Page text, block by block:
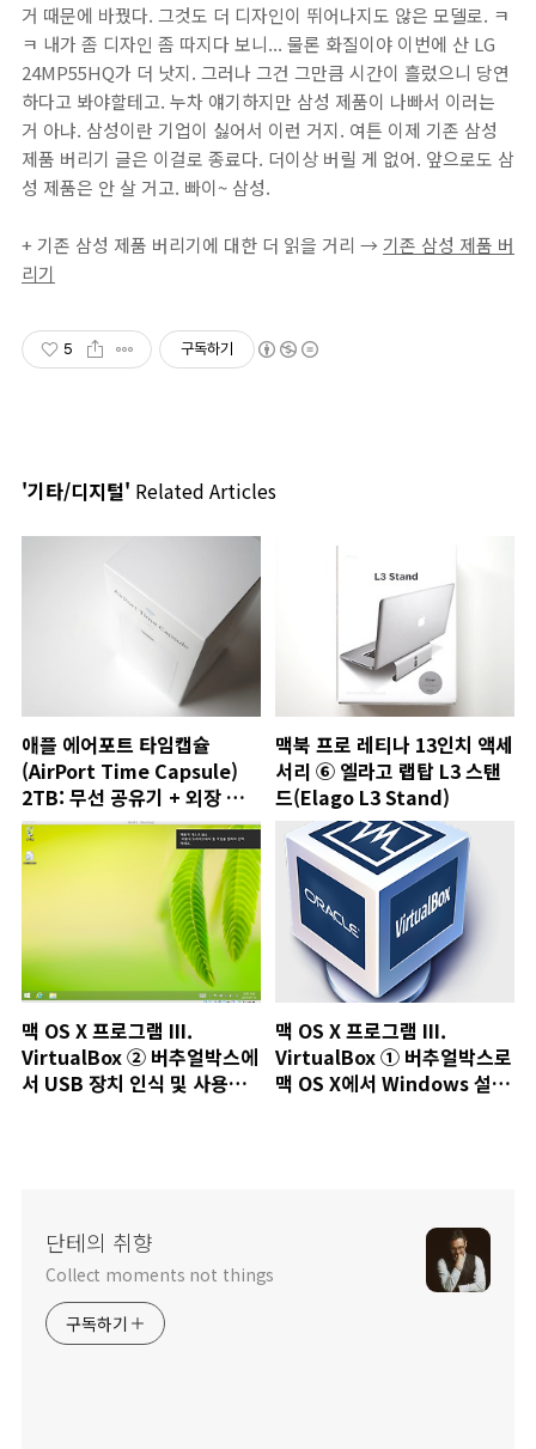
거 때문에 바꿨다. 그것도 더 디자인이 뛰어나지도 않은 모델로. ㅋ
ㅋ 내가 좀 디자인 좀 따지다 보니... 물론 화질이야 이번에 산 LG
24MP55HQ가 더 낫지. 그러나 그건 그만큼 시간이 흘렀으니 당연
하다고 봐야할테고. 누차 얘기하지만 삼성 제품이 나빠서 이러는
거 아냐. 삼성이란 기업이 싫어서 이런 거지. 여튼 이제 기존 삼성
제품 버리기 글은 이걸로 종료다. 더이상 버릴 게 없어. 앞으로도 삼
성 제품은 안 살 거고. 빠이~ 삼성.
+ 기존 삼성 제품 버리기에 대한 더 읽을 거리 →기존 삼성 제품 버
리기
5 구독하기
'기타/디지털' Related Articles
애플 에어포트 타임캡슐
(AirPort Time Capsule)
2TB: 무선 공유기 + 외장 하
드 + 자동 백업
맥북 프로 레티나 13인치 액세
서리 ⑥ 엘라고 랩탑 L3 스탠
드(Elago L3 Stand)
맥 OS X 프로그램 III.
VirtualBox ② 버추얼박스에
서 USB 장치 인식 및 사용하
맥 OS X 프로그램 III.
VirtualBox ① 버추얼박스로
맥 OS X에서 Windows 설치
단테의 취향
Collect moments not things
구독하기